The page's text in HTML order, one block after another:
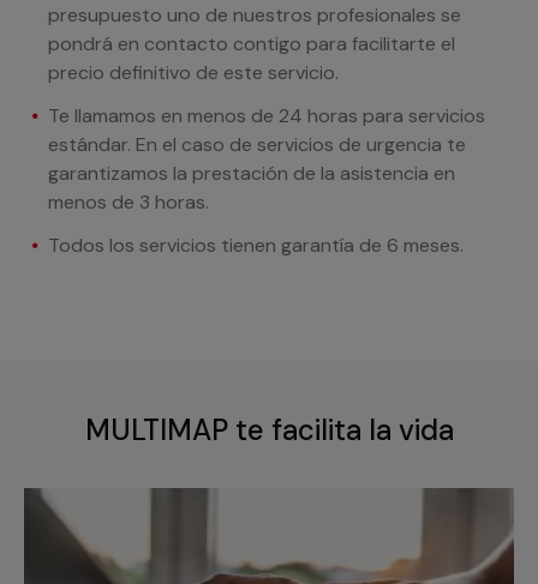
presupuesto uno de nuestros profesionales se
pondrá en contacto contigo para facilitarte el
precio definitivo de este servicio.
Te llamamos en menos de 24 horas para servicios
estándar. En el caso de servicios de urgencia te
garantizamos la prestación de la asistencia en
menos de 3 horas.
Todos los servicios tienen garantía de 6 meses.
MULTIMAP te facilita la vida